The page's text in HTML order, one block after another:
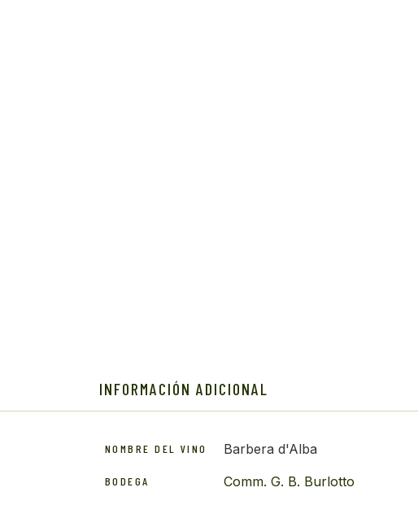
INFORMACIÓN ADICIONAL
NOMBRE DEL VINO Barbera d'Alba
BODEGA Comm. G. B. Burlotto